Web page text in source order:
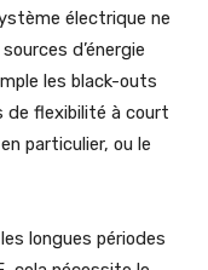
électrique ne
d’énergie
les black-outs
de flexibilité à court
particulier, ou le
longues périodes